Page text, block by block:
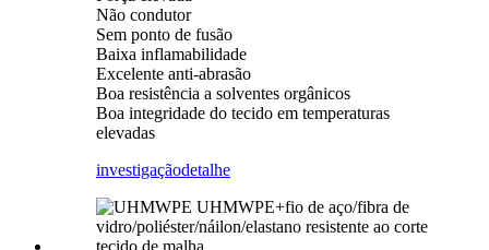
Não condutor
Sem ponto de fusão
Baixa inflamabilidade
Excelente anti-abrasão
Boa resistência a solventes orgânicos
Boa integridade do tecido em temperaturas
elevadas
investigaçãodetalhe